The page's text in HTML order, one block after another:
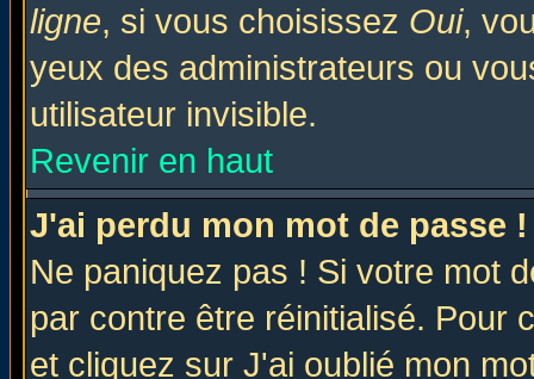
ligne, si vous choisissez Oui,
yeux des administrateurs ou
utilisateur invisible.
Revenir en haut
J'ai perdu mon mot de passe !
Ne paniquez pas ! Si votre mot
par contre être réinitialisé. Pour
et cliquez sur J'ai oublié mon